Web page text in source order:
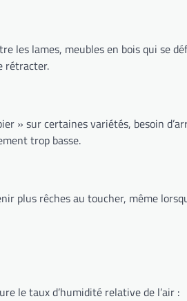
les lames, meubles en bois qui se
rétracter.
» sur certaines variétés, besoin
trop basse.
plus rêches au toucher, même
le taux d’humidité relative de l’air :